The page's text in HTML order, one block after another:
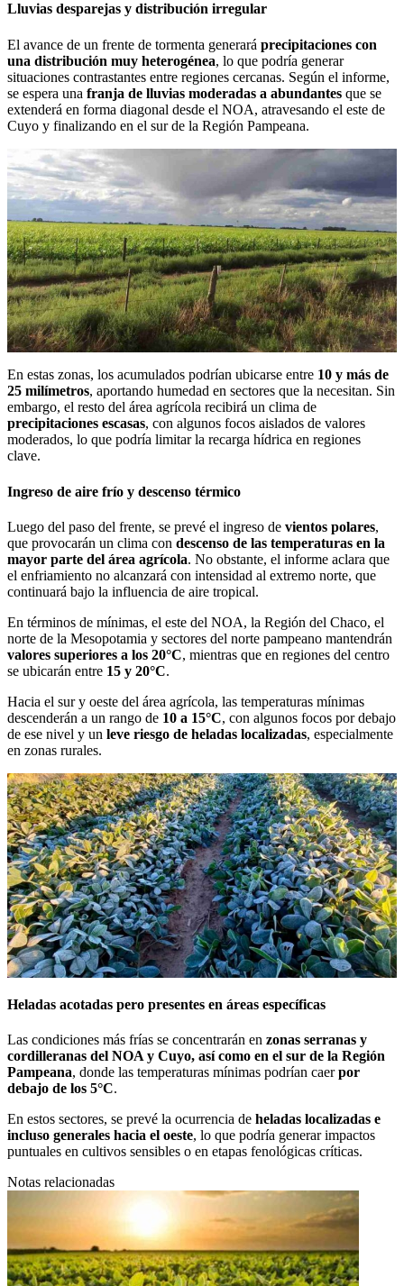
Lluvias desparejas y distribución irregular
El avance de un frente de tormenta generará precipitaciones con
una distribución muy heterogénea, lo que podría generar
situaciones contrastantes entre regiones cercanas. Según el informe,
se espera una franja de lluvias moderadas a abundantes que se
extenderá en forma diagonal desde el NOA, atravesando el este de
Cuyo y finalizando en el sur de la Región Pampeana.
En estas zonas, los acumulados podrían ubicarse entre 10 y más de
25 milímetros, aportando humedad en sectores que la necesitan. Sin
embargo, el resto del área agrícola recibirá un clima de
precipitaciones escasas, con algunos focos aislados de valores
moderados, lo que podría limitar la recarga hídrica en regiones
clave.
Ingreso de aire frío y descenso térmico
Luego del paso del frente, se prevé el ingreso de vientos polares,
que provocarán un clima con descenso de las temperaturas en la
mayor parte del área agrícola. No obstante, el informe aclara que
el enfriamiento no alcanzará con intensidad al extremo norte, que
continuará bajo la influencia de aire tropical.
En términos de mínimas, el este del NOA, la Región del Chaco, el
norte de la Mesopotamia y sectores del norte pampeano mantendrán
valores superiores a los 20°C, mientras que en regiones del centro
se ubicarán entre 15 y 20°C.
Hacia el sur y oeste del área agrícola, las temperaturas mínimas
descenderán a un rango de 10 a 15°C, con algunos focos por debajo
de ese nivel y un leve riesgo de heladas localizadas, especialmente
en zonas rurales.
Heladas acotadas pero presentes en áreas específicas
Las condiciones más frías se concentrarán en zonas serranas y
cordilleranas del NOA y Cuyo, así como en el sur de la Región
Pampeana, donde las temperaturas mínimas podrían caerpor
debajo de los 5°C.
En estos sectores, se prevé la ocurrencia de heladas localizadas e
incluso generales hacia el oeste, lo que podría generar impactos
puntuales en cultivos sensibles o en etapas fenológicas críticas.
Notas relacionadas